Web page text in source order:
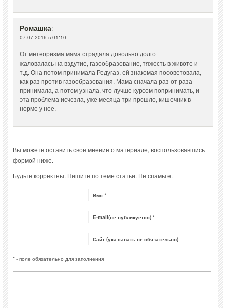
Ромашка:
07.07.2016 в 01:10
От метеоризма мама страдала довольно долго
жаловалась на вздутие, газообразование, тяжесть в животе и
т.д. Она потом принимала Редугаз, ей знакомая посоветовала,
как раз против газообразования. Мама сначала раз от раза
принимала, а потом узнала, что лучше курсом попринимать, и
эта проблема исчезла, уже месяца три прошло, кишечник в
норме у нее.
Вы можете оставить своё мнение о материале, воспользовавшись
формой ниже.
Будьте корректны. Пишите по теме статьи. Не спамьте.
Имя *
E-mail(не публикуется) *
Сайт (указывать не обязательно)
* - поле обязательно для заполнения